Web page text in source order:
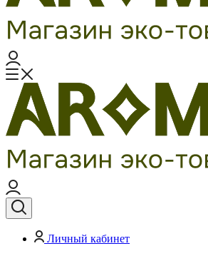
Личный кабинет